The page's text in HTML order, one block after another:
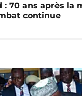
: 70 ans après la
continue